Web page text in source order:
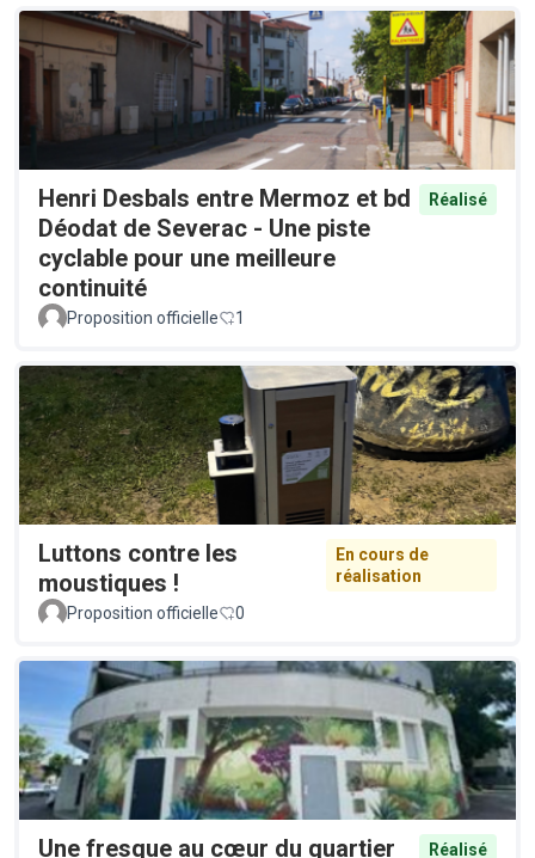
Henri Desbals entre Mermoz et bd
Déodat de Severac - Une piste
cyclable pour une meilleure
continuité
Réalisé
Proposition officielle 1
Luttons contre les
moustiques !
En cours de
réalisation
Proposition officielle
0
Une fresque au cœur du quartier
Réalisé